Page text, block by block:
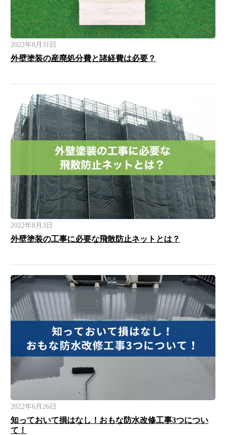
2022年8月31日
外壁塗装の産廃処分費と諸経費は必要？
2022年8月3日
外壁塗装の工事に必要な飛散防止ネットとは？
2022年6月26日
知っておいて損はなし！おもな防水改修工事3つについ
て！